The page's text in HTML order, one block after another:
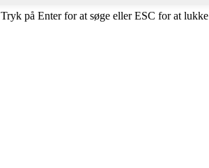
Tryk på Enter for at søge eller ESC for at lukke